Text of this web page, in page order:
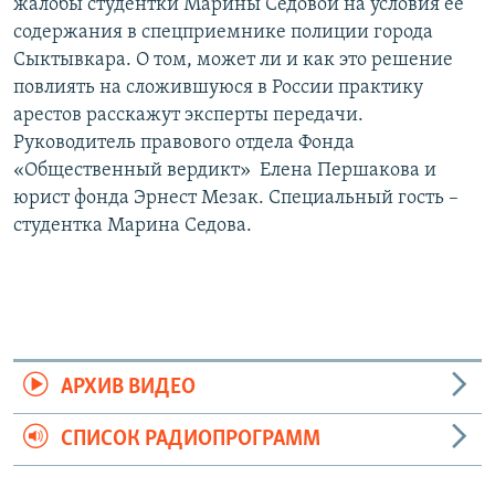
жалобы студентки Марины Седовой на условия её
содержания в спецприемнике полиции города
Сыктывкара. О том, может ли и как это решение
повлиять на сложившуюся в России практику
арестов расскажут эксперты передачи.
Руководитель правового отдела Фонда
«Общественный вердикт» Елена Першакова и
юрист фонда Эрнест Мезак. Специальный гость –
студентка Марина Седова.
АРХИВ ВИДЕО
СПИСОК РАДИОПРОГРАММ